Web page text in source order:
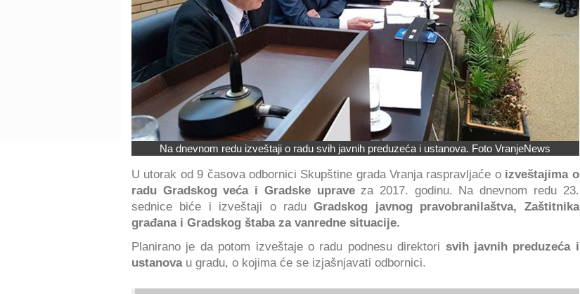
Na dnevnom redu izveštaji o radu svih javnih preduzeća i ustanova. Foto VranjeNews
U utorak od 9 časova odbornici Skupštine grada Vranja raspravljaće o izveštajima o
radu Gradskog veća i Gradske uprave za 2017. godinu. Na dnevnom redu 23.
sednice biće i izveštaji o raduGradskog javnog pravobranilaštva, Zaštitnika
građana i Gradskog štaba za vanredne situacije.
Planirano je da potom izveštaje o radu podnesu direktori svih javnih preduzeća i
ustanovau gradu, o kojima će se izjašnjavati odbornici.